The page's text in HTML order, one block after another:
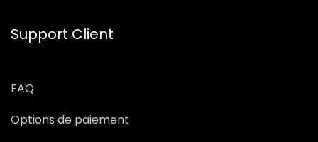
Support Client
FAQ
Options de paiement